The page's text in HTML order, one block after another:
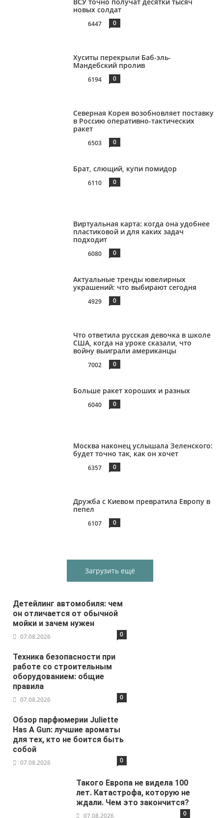
новых солдат
6447 0
Хуситы перекрыли Баб-эль-
Мандебский пролив
6194 0
Северная Корея возобновляет поставку
в Россию оперативно-тактических
ракет
6503 0
Брат, слющий, купи помидор
6110 0
Виртуальная карта: когда она удобнее
пластиковой и для каких задач
подходит
6080 0
Актуальные тренды ювелирных
украшений: что выбирают сегодня
4929 0
Что ответила русская девочка в школе
США, когда на уроке сказали, что
войну выиграли американцы
7002 0
Больше ракет хороших и разных
6040 0
Москва наконец услышала Зеленского:
будет точно так, как он хочет
6357 0
Дружба с Киевом превратила Европу в
пепел
6107 0
Загрузить ещё
Детейлинг автомобиля: чем
он отличается от обычной
мойки и зачем нужен
07.08.2026 0
Техника безопасности при
работе со строительным
оборудованием: общие
правила
07.08.2026 0
Обзор парфюмерии Juliette
Has A Gun: лучшие ароматы
для тех, кто не боится быть
собой
07.08.2026 0
Такого Европа не видела 100
лет. Катастрофа, которую не
ждали. Чем это закончится?
07.08.2026 0